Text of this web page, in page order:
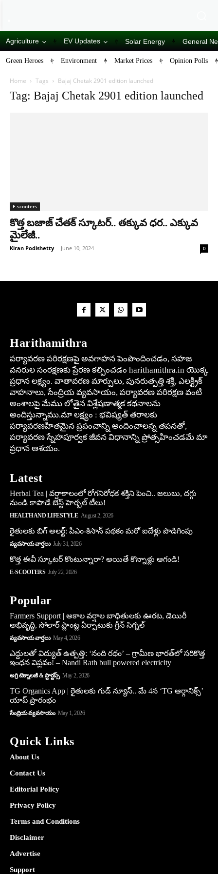
Agriculture EV Updates Solar Energy General
Green Heroes Environment Market Prices Opinion Polls
Home Tags Bajaj Chetak 2901 edition launched
Tag: Bajaj Chetak 2901 edition launched
E-scooters
కొత్త బ‌జాజ్ చేత‌క్ స్కూట‌ర్‌.. త‌క్కువ ధ‌ర‌.. ఎక్కువ
మైలేజీ..
Kiran Podishetty - June 10, 2024 0
Harithamithra
పర్యావరణ పరిరక్షణపై అవగాహన పెంపొందించడం, సహజ
వనరుల సంరక్షణకు ప్రేరణ కల్పించడం harithamithra.in యొక్క
ప్రధాన లక్ష్యం. వాతావరణ మార్పులు, పునరుత్పత్తి శక్తి, ఎలక్ట్రిక్
వాహనాలు, సేంద్రియ వ్యవసాయం, పర్యావరణ పరిరక్షణ వంటి
అంశాలపై మేము లోతైన విశ్లేషణాత్మక కథనాలను
అందిస్తున్నాము.మా లక్ష్యం : భవిష్యత్ తరాలకు
పర్యావరణహితమైన ప్రపంచాన్ని అందించాలన్న తపనతో,
పర్యావరణ స్నేహపూర్వక జీవన విధానాన్ని ప్రోత్సహించడమే మా
ప్రధాన ఆశయం.
Latest
Herbal Tea | వర్షాకాలంలో రోగనిరోధక శక్తిని పెంచి.. జలుబు, దగ్గు
నుండి కాపాడే బెస్ట్ హెర్బల్ టీలు!
HEALTH AND LIFESTYLE August 2, 2026
రైతులకు బిగ్ అలర్ట్: పీఎం-కిసాన్ పథకం మరో ఐదేళ్లు పొడిగింపు
వ్యవసాయ వార్తలు July 31, 2026
కొత్త ఈవీ స్కూట‌ర్ కొంటున్నారా? అయితే కొన్నాళ్లు ఆగండి!
E-SCOOTERS July 22, 2026
Popular
Farmers Support | అకాల వర్షాల బాధితులకు ఊరట, డెయిరీ
అభివృద్ధి, సోలార్ ప్లాంట్ల ఏర్పాటుకు గ్రీన్‌ సిగ్నల్
వ్యవసాయ వార్తలు May 4, 2026
ఎద్దులతో విద్యుత్ ఉత్పత్తి: ‘నంది రథం’ – గ్రామీణ భారత్‌లో సరికొత్త
ఇంధన విప్లవం! – Nandi Rath bull powered electricity
అగ్రి టెక్నాలజీ & స్టార్టప్స్ May 2, 2026
TG Organics App | రైతులకు గుడ్ న్యూస్.. మే 4న ‘TG ఆర్గానిక్స్’
యాప్ ప్రారంభం
సేంద్రియ వ్యవసాయం May 1, 2026
Quick Links
About Us
Contact Us
Editorial Policy
Privacy Policy
Terms and Conditions
Disclaimer
Advertise
Support